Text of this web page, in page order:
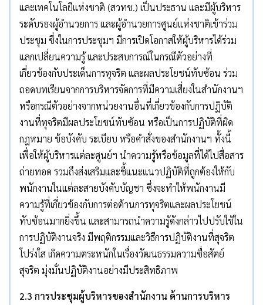
และเทคโนโลยีแห่งชาติ (สวทช.) เป็นประธาน และมีผู้บริหาร
ระดับรองผู้อำนวยการ และผู้อำนวยการศูนย์แห่งชาติเข้าร่วม
ประชุม ซึ่งในการประชุมฯ มีการเปิดโอกาสให้ผู้บริหารได้ร่วม
แลกเปลี่ยนความรู้ และประสบการณ์ในกรณีตัวอย่างที่
เกี่ยวข้องกับประเด็นการทุจริต และผลประโยชน์ทับซ้อน ร่วม
ถอดบทเรียนจากการบริหารจัดการที่มีความเสี่ยงในสำนักงานฯ
หรือกรณีตัวอย่างจากหน่วยงานอื่นที่เกี่ยวข้องกับการปฏิบัติ
งานที่ทุจริตมีผลประโยชน์ทับซ้อน หรือเป็นการปฏิบัติที่ผิด
กฎหมาย ข้อบังคับ ระเบียบ หรือคำสั่งของสำนักงานฯ ทั้งนี้
เพื่อให้ผู้บริหารแต่ละศูนย์ฯ นำความรู้หรือข้อมูลที่ได้ไปสื่อสาร
ถ่ายทอด รวมถึงส่งเสริมและชี้แนะแนวปฏิบัติที่ถูกต้องให้กับ
พนักงานในแต่ละสายบังคับบัญชา ซึ่งจะทำให้พนักงานมี
ความรู้ที่เกี่ยวข้องกับการต่อต้านการทุจริตและผลประโยชน์
ทับซ้อนมากยิ่งขึ้น และสามารถนำความรู้ดังกล่าวไปปรับใช้ใน
การปฏิบัติงานจริง มีพฤติกรรมและวิธีการปฏิบัติงานที่สุจริต
โปร่งใส เกิดความตระหนักในเรื่องวัฒนธรรมความซื่อสัตย์
สุจริต มุ่งมั่นปฏิบัติงานอย่างมีประสิทธิภาพ
2.3 การประชุมผู้บริหารของสำนักงาน ด้านการบริหาร